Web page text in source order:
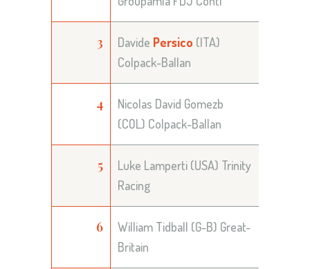
3 Davide Persico (ITA)
Colpack-Ballan
4
Nicolas David Gomezb
(COL) Colpack-Ballan
5
Luke Lamperti (USA) Trinity
Racing
6
William Tidball (G-B) Great-
Britain